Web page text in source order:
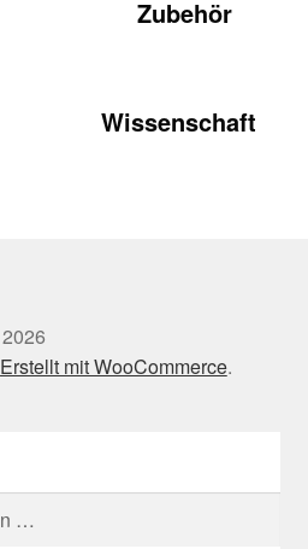
Zubehör
Wissenschaft
Erstellt mit WooCommerce.